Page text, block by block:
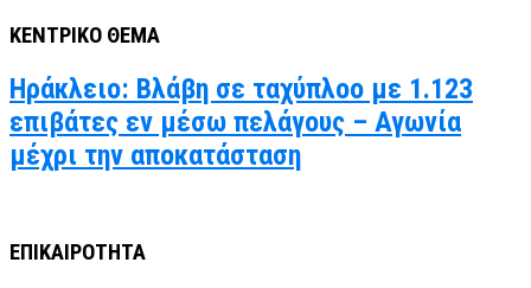
ΚΕΝΤΡΙΚΟ ΘΕΜΑ
Ηράκλειο: Βλάβη σε ταχύπλοο με 1.123
επιβάτες εν μέσω πελάγους – Αγωνία
μέχρι την αποκατάσταση
ΕΠΙΚΑΙΡΟΤΗΤΑ